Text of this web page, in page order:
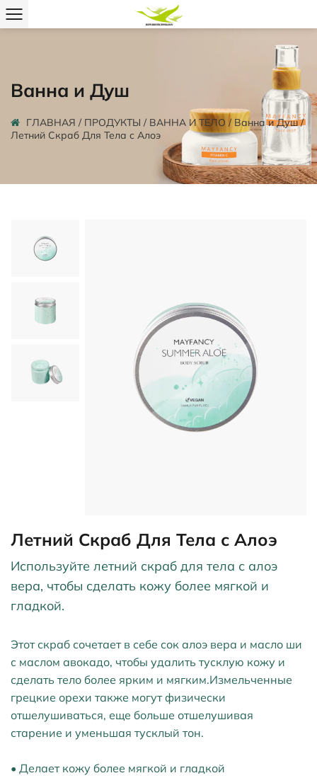
Ванна и Душ
ГЛАВНАЯ / ПРОДУКТЫ / ВАННА И ТЕЛО / Ванна и Душ/
Летний Скраб Для Тела с Алоэ
Летний Скраб Для Тела с Алоэ
Используйте летний скраб для тела с алоэ
вера, чтобы сделать кожу более мягкой и
гладкой.
Этот скраб сочетает в себе сок алоэ вера и масло ши
с маслом авокадо, чтобы удалить тусклую кожу и
сделать тело более ярким и мягким.Измельченные
грецкие орехи также могут физически
отшелушиваться, еще больше отшелушивая
старение и уменьшая тусклый тон.
• Делает кожу более мягкой и гладкой